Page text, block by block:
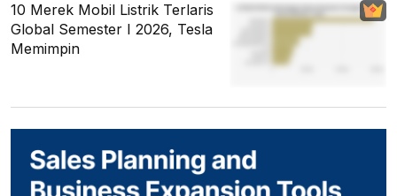
10 Merek Mobil Listrik Terlaris
Global Semester I 2026, Tesla
Memimpin